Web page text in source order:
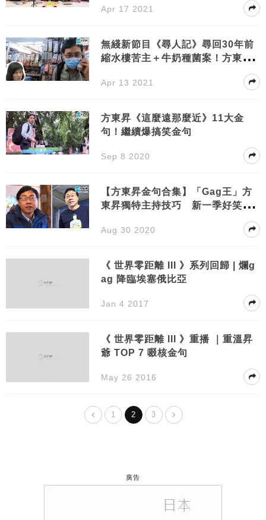
Apr 17 2021
無綫新節目《尋人記》尋回30年前
縮水樓苦主＋牛奶種菌案！方東昇
Apr 13 2021
方東昇《這麼遠那麼近》11大金
句！繼續爆搞笑金句
Sep 8 2020
【方東昇金句合集】「Gag王」方
東昇獨特主持技巧 新一季好笑金
Aug 30 2020
《 世界零距離 III 》系列回歸 | 爛g
ag 降臨埃塞俄比亞
Jan 4 2017
《 世界零距離 III 》重播 ｜重溫昇
爺 TOP 7 啜核金句
May 26 2016
1 2 3
廣告